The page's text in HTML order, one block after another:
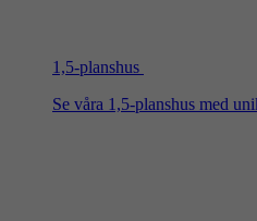
1,5-planshus
Se våra 1,5-planshus med